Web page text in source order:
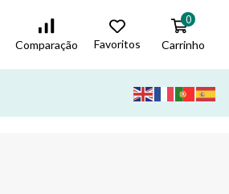
Comparação Favoritos
0
Carrinho